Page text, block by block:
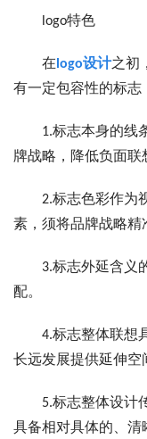
logo特色
在 logo设计之初
有一定包容性的标志
1.标志本身的线条
牌战略，降低负面联
2.标志色彩作为视
素，须将品牌战略精
3.标志外延含义的
配。
4.标志整体联想具
长远发展提供延伸空
5.标志整体设计传
具备相对具体的、清